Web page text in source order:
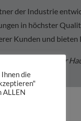
der Industrie
in höchster
Kunden und bieten
Diagnosegerät für
die
ALLEN